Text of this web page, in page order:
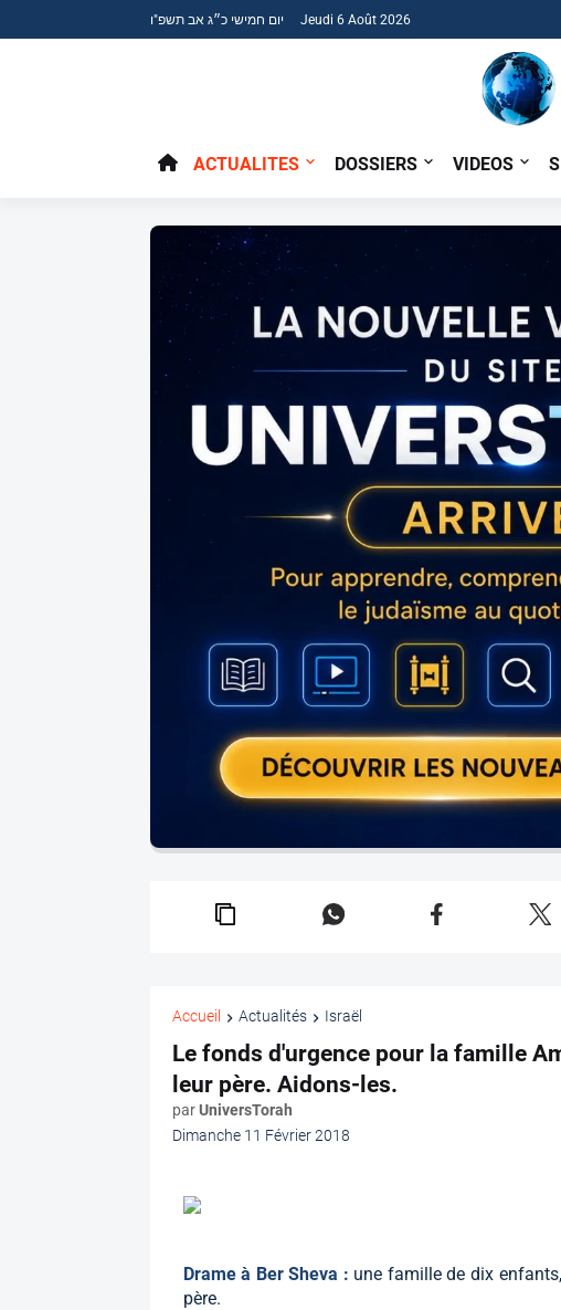
יום חמישי כ״ג אב תשפ"ו Jeudi 6 Août 2026
ACTUALITES DOSSIERS VIDEOS
Accueil Actualités Israël
Le fonds d'urgence pour la famille
leur père. Aidons-les.
parUniversTorah
Dimanche 11 Février 2018
Drame à Ber Sheva : une famille de dix
père.